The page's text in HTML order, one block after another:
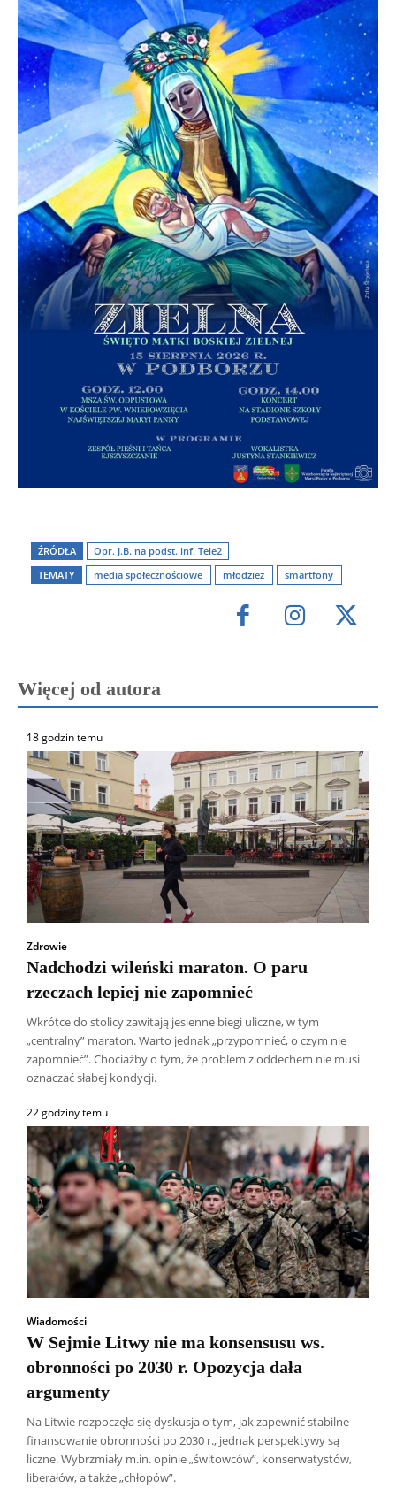
ŹRÓDŁA
Opr. J.B. na podst. inf. Tele2
TEMATY
media społecznościowe młodzież smartfony
Więcej od autora
18 godzin temu
Zdrowie
Nadchodzi wileński maraton. O paru
rzeczach lepiej nie zapomnieć
Wkrótce do stolicy zawitają jesienne biegi uliczne, w tym
„centralny” maraton. Warto jednak „przypomnieć, o czym nie
zapomnieć”. Chociażby o tym, że problem z oddechem nie musi
oznaczać słabej kondycji.
22 godziny temu
Wiadomości
W Sejmie Litwy nie ma konsensusu ws.
obronności po 2030 r. Opozycja dała
argumenty
Na Litwie rozpoczęła się dyskusja o tym, jak zapewnić stabilne
finansowanie obronności po 2030 r., jednak perspektywy są
liczne. Wybrzmiały m.in. opinie „świtowców”, konserwatystów,
liberałów, a także „chłopów”.